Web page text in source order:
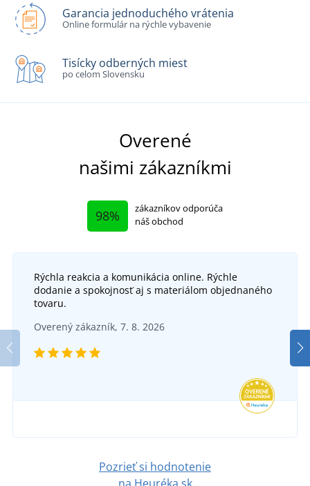
Garancia jednoduchého vrátenia
Online formulár na rýchle vybavenie
Tisícky odberných miest
po celom Slovensku
Overené
našimi zákazníkmi
98%
zákazníkov odporúča
náš obchod
Rýchla reakcia a komunikácia online. Rýchle
dodanie a spokojnosť aj s materiálom objednaného
tovaru.
Overený zákazník, 7. 8. 2026
Pozrieť si hodnotenie